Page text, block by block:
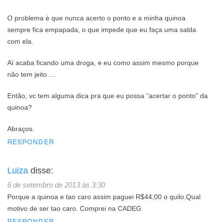
O problema é que nunca acerto o ponto e a minha quinoa
sempre fica empapada, o que impede que eu faça uma salda
com ela.
Aí acaba ficando uma droga, e eu como assim mesmo porque
não tem jeito….
Então, vc tem alguma dica pra que eu possa “acertar o ponto” da
quinoa?
Abraços.
RESPONDER
Luiza disse:
6 de setembro de 2013 às 3:30
Porque a quinoa e tao caro assim paguei R$44,00 o quilo.Qual
motivo de ser tao caro. Comprei na CADEG